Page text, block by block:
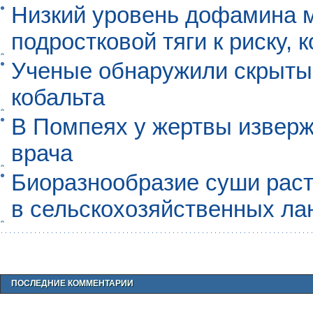
Низкий уровень дофамина
подростковой тяги к риску,
Ученые обнаружили
кобальта
В Помпеях у жертвы
врача
Биоразнообразие суши
в сельскохозяйственных
ПОСЛЕДНИЕ КОММЕНТАРИИ